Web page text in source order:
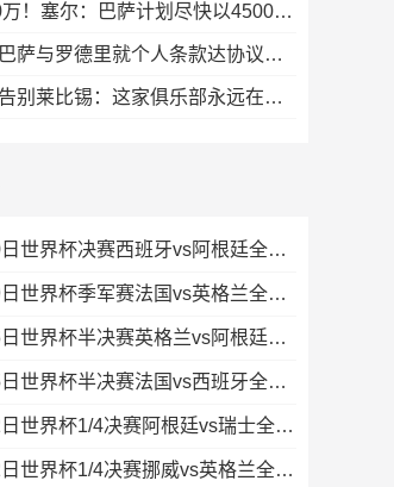
总价6000万！塞尔：巴萨计划尽快以4500万欧+1500万报价罗德里
罗马诺：巴萨与罗德里就个人条款达协议，将与曼城谈判确定转会费
迪奥曼德告别莱比锡：这家俱乐部永远在我心中占据特殊位置
07月20日世界杯决赛西班牙vs阿根廷全场录像
07月19日世界杯季军赛法国vs英格兰全场录像
07月16日世界杯半决赛英格兰vs阿根廷全场录像
07月15日世界杯半决赛法国vs西班牙全场录像
07月12日世界杯1/4决赛阿根廷vs瑞士全场录像
07月12日世界杯1/4决赛挪威vs英格兰全场录像